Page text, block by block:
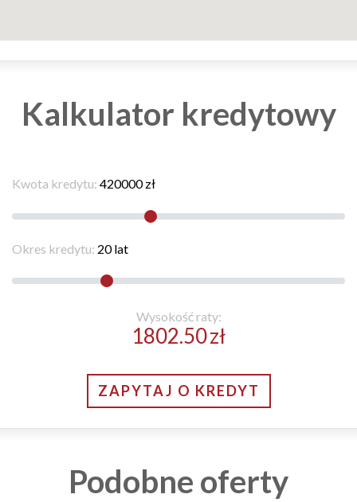
Kalkulator kredytowy
Kwota kredytu: 420000 zł
Okres kredytu: 20 lat
Wysokość raty:
1802.50zł
ZAPYTAJ O KREDYT
Podobne oferty